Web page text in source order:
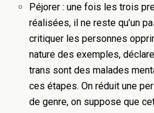
Péjorer : une fois les trois
réalisées, il ne reste qu’un
critiquer les personnes
nature des exemples,
trans sont des malades
ces étapes. On réduit une
de genre, on suppose que